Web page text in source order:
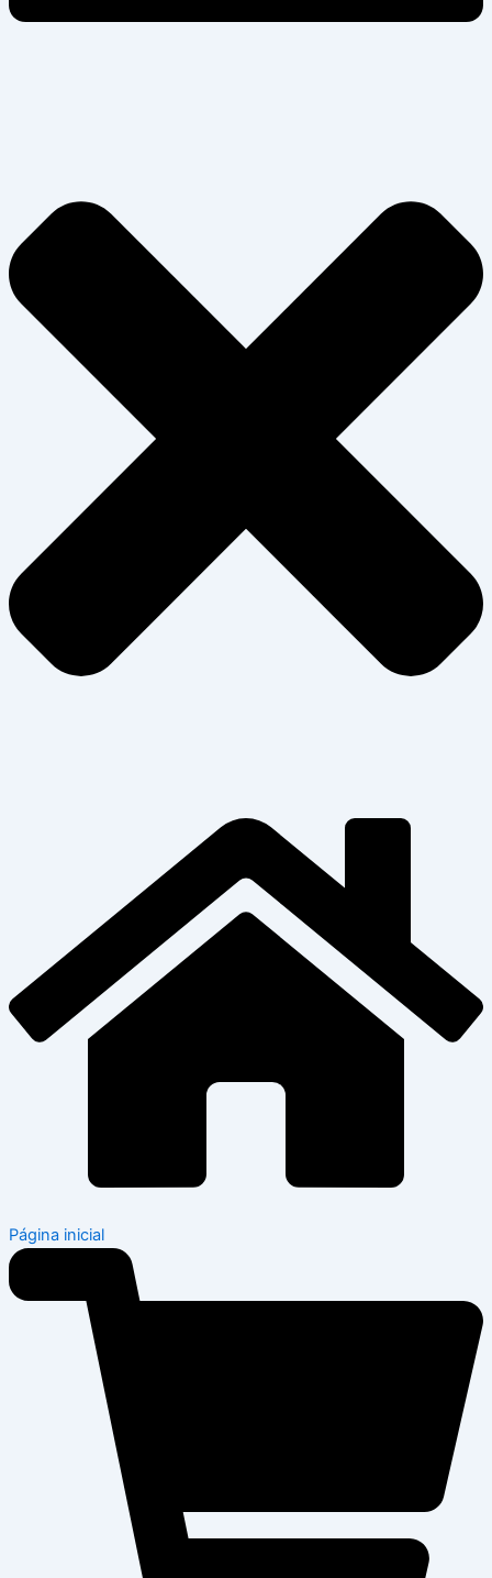
Página inicial